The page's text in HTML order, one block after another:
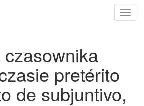
pretérito
de subjuntivo,